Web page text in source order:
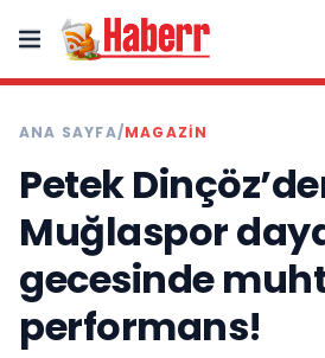
ANA SAYFA/MAGAZIN
Petek
Muğlaspor
gecesinde
performans!